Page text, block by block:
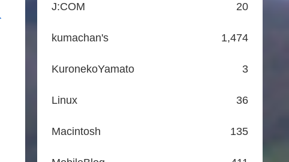
J:COM 20
kumachan's 1,474
KuronekoYamato 3
Linux 36
Macintosh 135